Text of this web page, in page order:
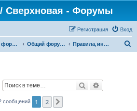
Сверхновая - Форумы
Вход
Регистрация
Список форумов Общий форум проекта "Сверхновая" Правила, информация и ЧаВо (FAQ)
Поиск
сообщений 1 2